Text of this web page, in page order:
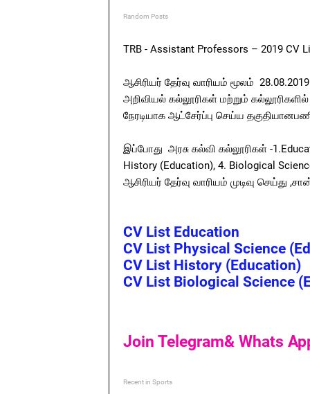
Random Posts
TRB - Assistant Professors – 2019 CV
ஆசிரியர் தேர்வு வாரியம் மூலம்
அறிவியல் கல்லூரிகள் மற்றும்
நேரடியாக ஆட்சேர்ப்பு செய்ய
இப்போது அரசு கல்வி கல்லூரிகள் -
History (Education), 4. Biological
ஆசிரியர் தேர்வு வாரியம் முடிவு செய்து
CV List Education
CV List Physical Science
CV List History (Education)
CV List Biological Science
Join Telegram& Whats
Recent in Sports